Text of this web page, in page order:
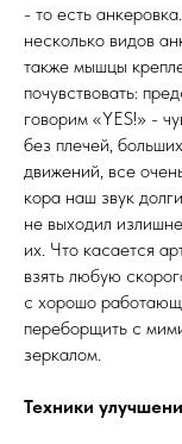
- то есть
несколько видов
также мышцы
почувствовать:
говорим «YES!» -
без плечей,
движений, все
кора наш звук
не выходил
их. Что касается
взять любую
с хорошо
переборщить с
зеркалом.
Техники